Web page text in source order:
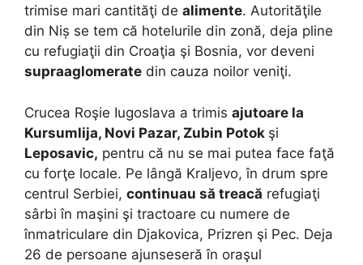
trimise mari cantităţi de alimente. Autorităţile
din Niș se tem că hotelurile din zonă, deja pline
cu refugiaţii din Croaţia şi Bosnia, vor deveni
supraaglomerate din cauza noilor veniţi.
Crucea Roşie Iugoslava a trimis ajutoare la
Kursumlija, Novi Pazar, Zubin Potok şi
Leposavic, pentru că nu se mai putea face faţă
cu forţe locale. Pe lângă Kraljevo, în drum spre
centrul Serbiei, continuau să treacă refugiaţi
sârbi în maşini şi tractoare cu numere de
înmatriculare din Djakovica, Prizren şi Pec. Deja
26 de persoane ajunseseră în oraşul